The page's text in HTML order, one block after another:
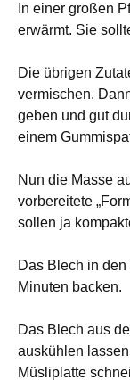
In einer großen
erwärmt. Sie
Die übrigen
vermischen.
geben und gut
einem
Nun die Masse
vorbereitete
sollen ja
Das Blech in
Minuten backen.
Das Blech aus
auskühlen
Müsliplatte